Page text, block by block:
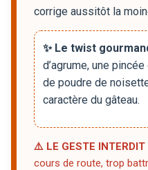
corrige aussitôt la
✨ Le twist
d’agrume, une
de poudre de
caractère du gâteau.
⚠️ LE GESTE INTERDIT
cours de route, trop